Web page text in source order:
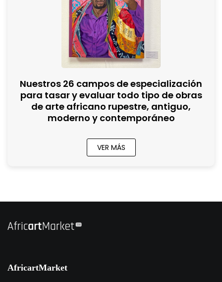
Nuestros 26 campos de especialización
para tasar y evaluar todo tipo de obras
de arte africano rupestre, antiguo,
moderno y contemporáneo
VER MÁS
AfricartMarket